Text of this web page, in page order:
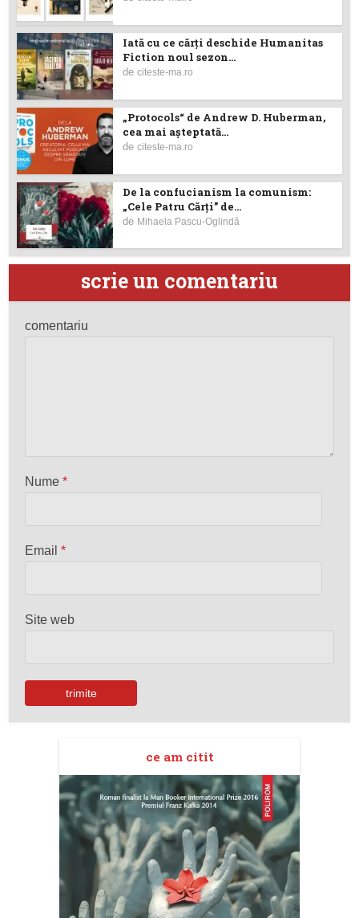
Iată cu ce cărţi deschide Humanitas
Fiction noul sezon...
deciteste-ma.ro
„Protocols“ de Andrew D. Huberman,
cea mai așteptată...
deciteste-ma.ro
De la confucianism la comunism:
„Cele Patru Cărți” de...
de Mihaela Pascu-Oglindă
scrie un comentariu
comentariu
Nume*
Email*
Site web
ce am citit